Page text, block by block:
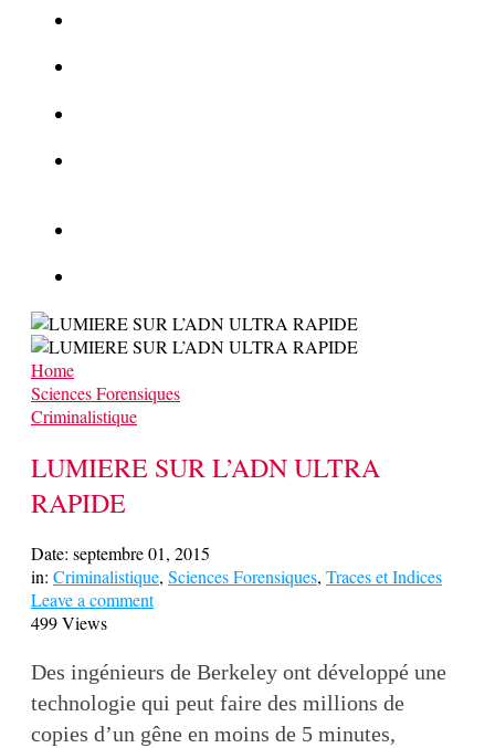
Home
Sciences Forensiques
Criminalistique
LUMIERE SUR L’ADN ULTRA
RAPIDE
Date: septembre 01, 2015
in: Criminalistique, Sciences Forensiques, Traces et Indices
Leave a comment
499 Views
Des ingénieurs de Berkeley ont développé une
technologie qui peut faire des millions de
copies d’un gêne en moins de 5 minutes,